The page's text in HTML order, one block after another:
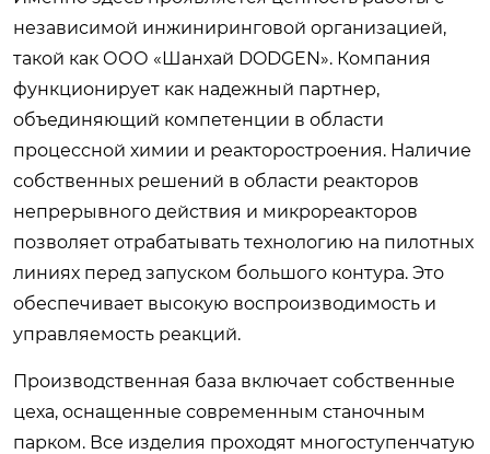
независимой инжиниринговой организацией,
такой как ООО «Шанхай DODGEN». Компания
функционирует как надежный партнер,
объединяющий компетенции в области
процессной химии и реакторостроения. Наличие
собственных решений в области реакторов
непрерывного действия и микрореакторов
позволяет отрабатывать технологию на пилотных
линиях перед запуском большого контура. Это
обеспечивает высокую воспроизводимость и
управляемость реакций.
Производственная база включает собственные
цеха, оснащенные современным станочным
парком. Все изделия проходят многоступенчатую